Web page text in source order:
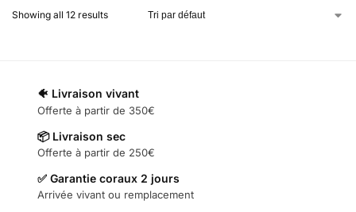
Showing all 12 results
🐠 Livraison vivant
Offerte à partir de 350€
📦 Livraison sec
Offerte à partir de 250€
✅ Garantie coraux 2 jours
Arrivée vivant ou remplacement